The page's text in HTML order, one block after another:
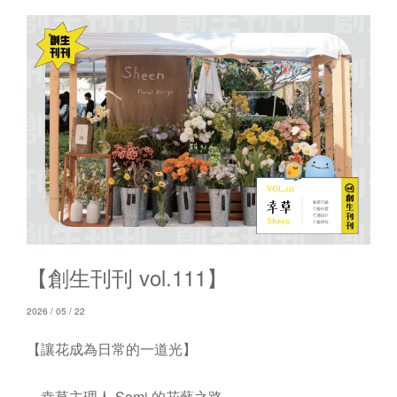
【創生刊刊 vol.111】
2026 / 05 / 22
【讓花成為日常的一道光】